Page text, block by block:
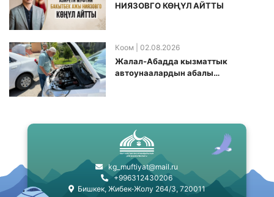
НИЯЗОВГО КӨҢҮЛ АЙТТЫ
Коом | 02.08.2026
Жалал-Абадда кызматтык
автоунаалардын абалы
kg_muftiyat@mail.ru
+996312430206
Бишкек, Жибек-Жолу 264/3, 720011